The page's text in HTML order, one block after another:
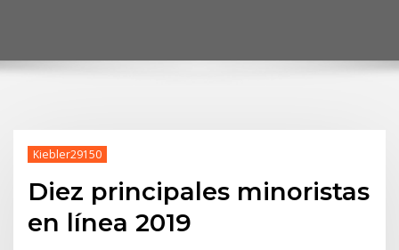
Kiebler29150
Diez principales minoristas
en línea 2019